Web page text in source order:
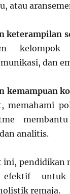
atau
keterampilan
kelompok
dan
kemampuan
memahami
membantu
analitis.
ini, pendidikan
untuk
remaja.